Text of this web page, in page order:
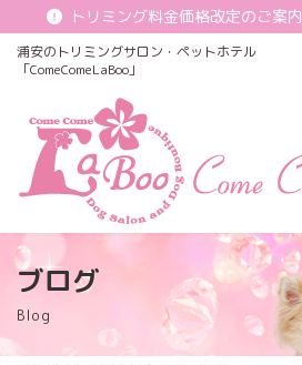
トリミング料金価格改定のご案内
浦安のトリミングサロン・ペットホテル
「ComeComeLaBoo」
ブログ
Blog